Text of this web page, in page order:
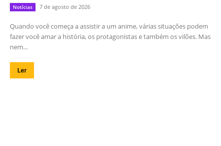
Notícias 7 de agosto de 2026
Quando você começa a assistir a um anime, várias situações podem
fazer você amar a história, os protagonistas e também os vilões. Mas
nem...
Ler